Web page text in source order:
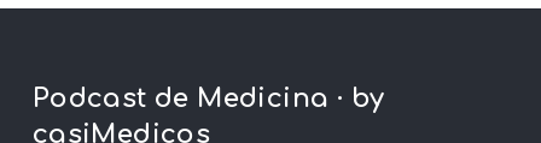
Podcast de Medicina · by
casiMedicos